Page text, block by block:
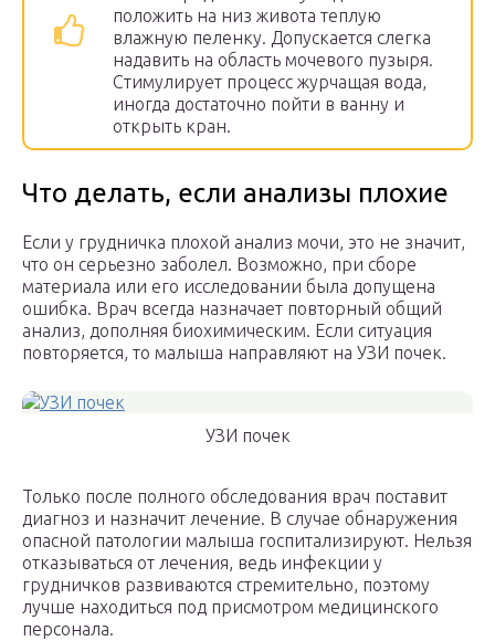
положить на низ живота теплую
влажную пеленку. Допускается слегка
надавить на область мочевого пузыря.
Стимулирует процесс журчащая вода,
иногда достаточно пойти в ванну и
открыть кран.
Что делать, если анализы плохие
Если у грудничка плохой анализ мочи, это не значит,
что он серьезно заболел. Возможно, при сборе
материала или его исследовании была допущена
ошибка. Врач всегда назначает повторный общий
анализ, дополняя биохимическим. Если ситуация
повторяется, то малыша направляют на УЗИ почек.
УЗИ почек
Только после полного обследования врач поставит
диагноз и назначит лечение. В случае обнаружения
опасной патологии малыша госпитализируют. Нельзя
отказываться от лечения, ведь инфекции у
грудничков развиваются стремительно, поэтому
лучше находиться под присмотром медицинского
персонала.